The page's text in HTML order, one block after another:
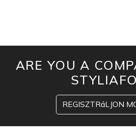
ARE YOU A
REGISZTRáLJON